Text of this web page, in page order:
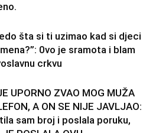
šta si ti uzimao kad si djeci
0vo je sramota i blam
crkvu
UPORNO ZVAO MOG MUŽA
A ON SE NIJE JAVLJAO:
sam broj i poslala poruku,